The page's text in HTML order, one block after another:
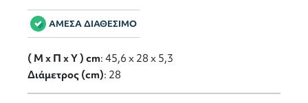
ΑΜΕΣΑ ΔΙΑΘΕΣΙΜΟ
( M x Π x Y ) cm: 45,6 x 28 x 5,3
Διάμετρος (cm): 28